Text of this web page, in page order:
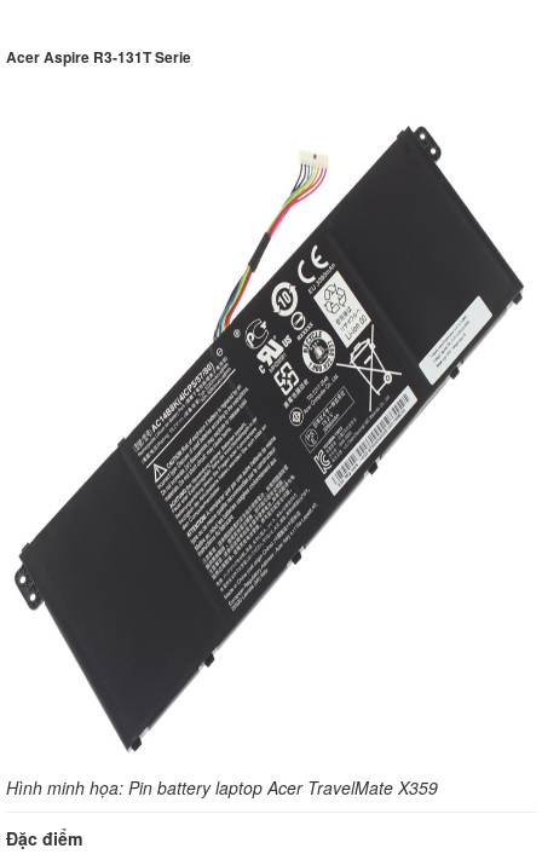
Acer Aspire R3-131T Serie
Hình minh họa: Pin battery laptop Acer TravelMate X359
Đặc điểm